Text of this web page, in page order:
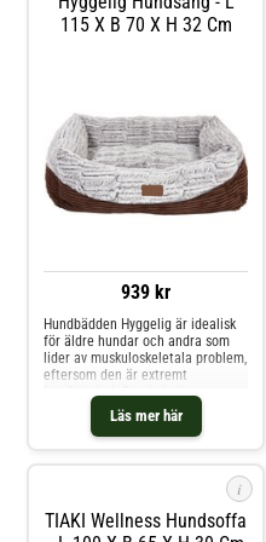
115 X B 70 X H 32 Cm
939 kr
Läs mer här
Hundbädden Hyggelig är idealisk
för äldre hundar och andra som
lider av muskuloskeletala problem,
eftersom den är extremt
komfortabel. Den bekväma
stoppningen med den
högkvalitativa fyllningen av
viskoelastiska skumflingor är
anpassar sig perfekt till kroppen
i
TIAKI Wellness Hundsoffa